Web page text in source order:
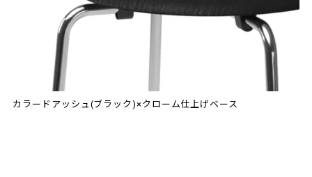
カラードアッシュ(ブラック)×クローム仕上げベース